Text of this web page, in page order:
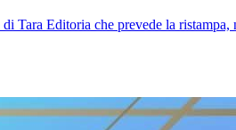
Tara Editoria che prevede la